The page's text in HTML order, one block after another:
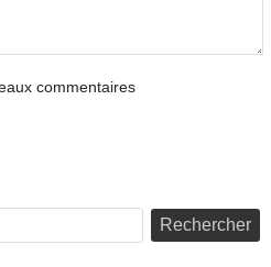
commentaires
Rechercher